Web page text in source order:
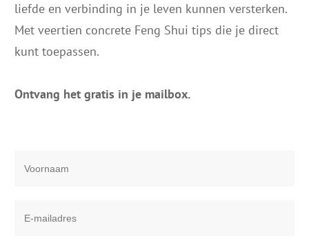
liefde en verbinding in je leven kunnen versterken.
Met veertien concrete Feng Shui tips die je direct
kunt toepassen.
Ontvang het gratis in je mailbox.